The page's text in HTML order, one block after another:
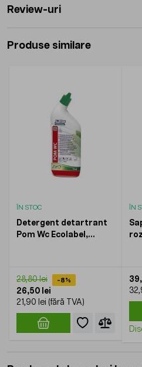
Review-uri
Produse similare
ÎN STOC
Detergent detartrant
Pom Wc Ecolabel,
28,80 lei -8%
26,50 lei
21,90 lei
ÎN